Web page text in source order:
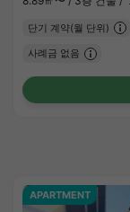
단기 계약(월 단위)
사례금 없음
APARTMENT